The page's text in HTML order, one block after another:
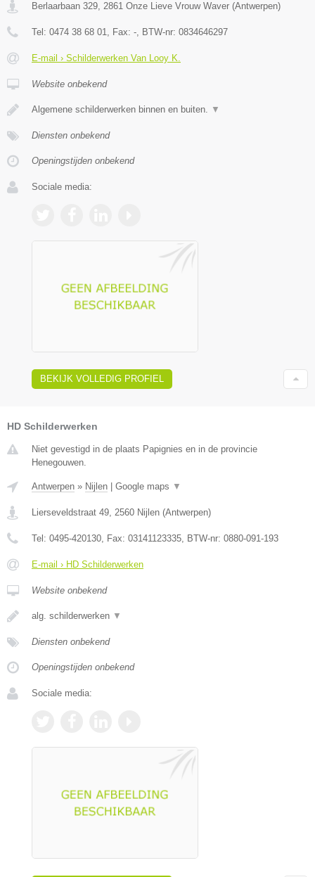
Berlaarbaan 329, 2861 Onze Lieve Vrouw Waver (Antwerpen)
Tel: 0474 38 68 01, Fax: -, BTW-nr: 0834646297
E-mail › Schilderwerken Van Looy K.
Website onbekend
Algemene schilderwerken binnen en buiten. ▼
Diensten onbekend
Openingstijden onbekend
Sociale media:
BEKIJK VOLLEDIG PROFIEL
HD Schilderwerken
Niet gevestigd in de plaats Papignies en in de provincie
Henegouwen.
Antwerpen » Nijlen Google maps ▼
Lierseveldstraat 49 2560 Nijlen (Antwerpen)
Tel: 0495-420130 , Fax: 03141123335 , BTW-nr: 0880-091-193
E-mail › HD Schilderwerken
Website onbekend
alg. schilderwerken ▼
Diensten onbekend
Openingstijden onbekend
Sociale media: